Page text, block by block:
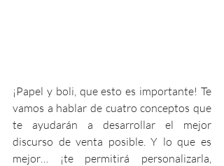
¡Papel y boli, que esto es importante! Te
vamos a hablar de cuatro conceptos que
te ayudarán a desarrollar el mejor
discurso de venta posible. Y lo que es
mejor… ¡te permitirá personalizarla,